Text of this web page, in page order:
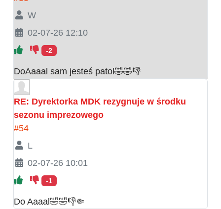
W
02-07-26 12:10
-2
DoAaaal sam jesteś patol🤣🤣👎
RE: Dyrektorka MDK rezygnuje w środku
sezonu imprezowego
#54
L
02-07-26 10:01
-1
Do Aaaal🤣🤣👎🤏